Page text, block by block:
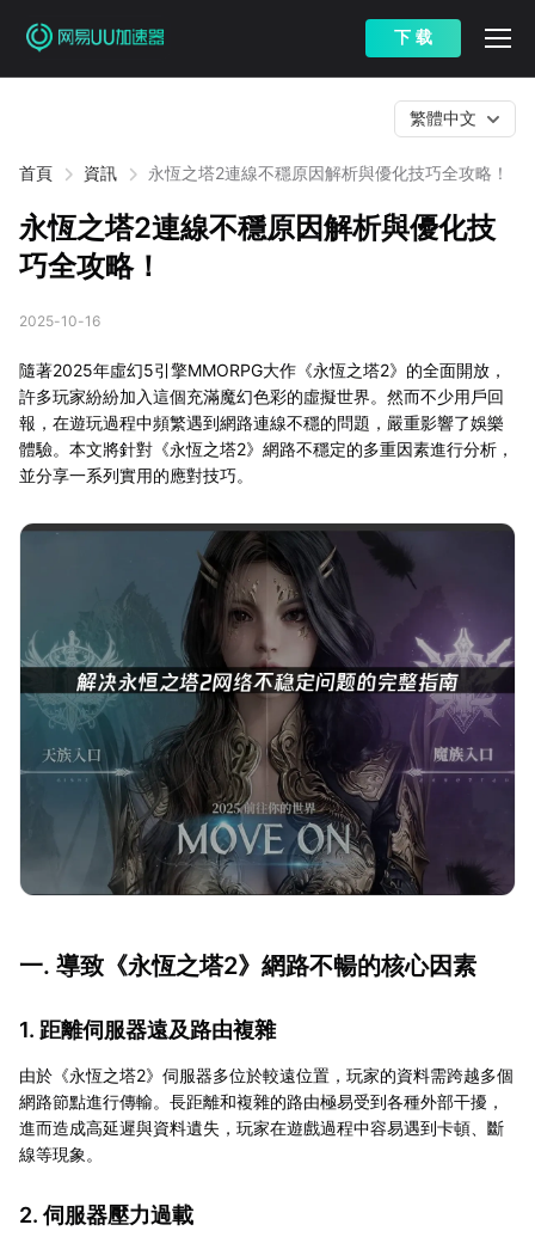
下 载
首頁 資訊 永恆之塔2連線不穩原因解析與優化技巧全攻略！
繁體中文
永恆之塔2連線不穩原因解析與優化技
巧全攻略！
2025-10-16
隨著2025年虛幻5引擎MMORPG大作《永恆之塔2》的全面開放，
許多玩家紛紛加入這個充滿魔幻色彩的虛擬世界。然而不少用戶回
報，在遊玩過程中頻繁遇到網路連線不穩的問題，嚴重影響了娛樂
體驗。本文將針對《永恆之塔2》網路不穩定的多重因素進行分析，
並分享一系列實用的應對技巧。
一. 導致《永恆之塔2》網路不暢的核心因素
1. 距離伺服器遠及路由複雜
由於《永恆之塔2》伺服器多位於較遠位置，玩家的資料需跨越多個
網路節點進行傳輸。長距離和複雜的路由極易受到各種外部干擾，
進而造成高延遲與資料遺失，玩家在遊戲過程中容易遇到卡頓、斷
線等現象。
2. 伺服器壓力過載